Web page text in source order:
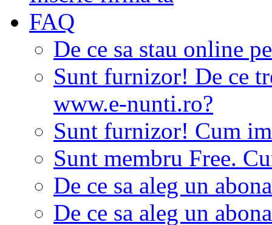
FAQ
De ce sa stau online
Sunt furnizor! De ce
www.e-nunti.ro?
Sunt furnizor! Cum
Sunt membru Free.
De ce sa aleg un
De ce sa aleg un